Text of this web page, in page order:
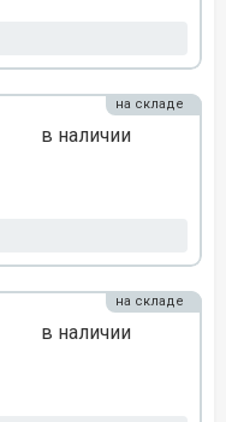
в наличии
на складе
в наличии
на складе